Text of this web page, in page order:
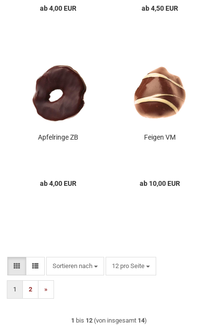
ab 4,00 EUR ab 4,50 EUR
Apfelringe ZB
ab 4,00 EUR
Feigen VM
ab 10,00 EUR
Sortieren nach
Sortieren nach 12 pro Seite
pro Seite
1 2 »
1 bis 12 (von insgesamt 14)